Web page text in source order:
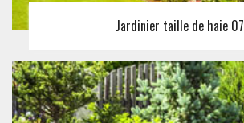
Jardinier taille de haie 07